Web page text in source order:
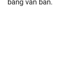
bằng văn bản.